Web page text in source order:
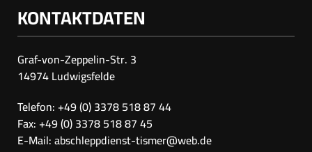
KONTAKTDATEN
Graf-von-Zeppelin-Str. 3
14974 Ludwigsfelde
Telefon: +49 (0) 3378 518 87 44
Fax: +49 (0) 3378 518 87 45
E-Mail:abschleppdienst-tismer@web.de